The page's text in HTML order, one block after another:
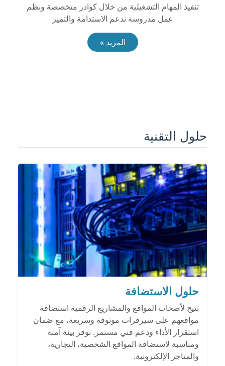
تنفيذ المهام التشغيلية من خلال كوادر متخصصة ونظم
عمل مدروسة تدعم الاستدامة والتميز
المزيد »
حلول التقنية
حلول الاستضافة
تتيح لأصحاب المواقع والمشاريع الرقمية استضافة
مواقعهم على سيرفرات موثوقة وسريعة، مع ضمان
استقرار الأداء ودعم فني مستمر. نوفر بيئة آمنة
ومناسبة لاستضافة المواقع الشخصية، التجارية،
والمتاجر الإلكترونية.